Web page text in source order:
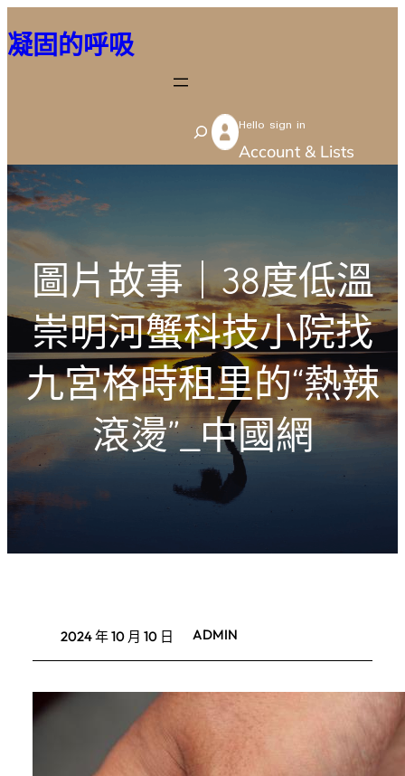
至
容
凝固的呼吸
S
e
Hello sign in
Account & Lists
圖片故事｜38度低溫
崇明河蟹科技小院找
九宮格時租里的“熱辣
滾燙”_中國網
2024 年 10 月 10 日 ADMIN